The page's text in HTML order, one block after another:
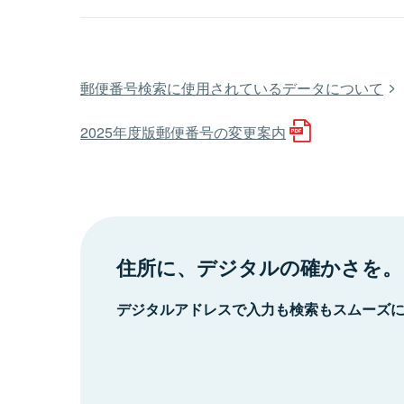
郵便番号検索に使用されているデータについて
2025年度版郵便番号の変更案内
住所に、デジタルの確かさを。
デジタルアドレスで入力も検索もスムーズ